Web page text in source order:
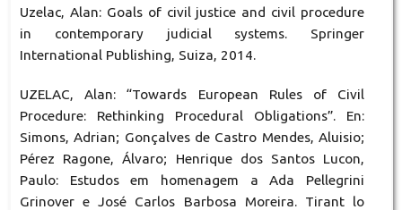
Uzelac, Alan: Goals of civil justice and civil procedure
in contemporary judicial systems. Springer
International Publishing, Suiza, 2014.
UZELAC, Alan: “Towards European Rules of Civil
Procedure: Rethinking Procedural Obligations”. En:
Simons, Adrian; Gonçalves de Castro Mendes, Aluisio;
Pérez Ragone, Álvaro; Henrique dos Santos Lucon,
Paulo: Estudos em homenagem a Ada Pellegrini
Grinover e José Carlos Barbosa Moreira. Tirant lo